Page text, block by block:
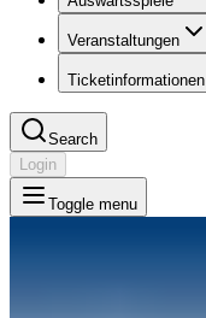
Veranstaltungen
Ticketinformationen
Search
Login
Toggle menu